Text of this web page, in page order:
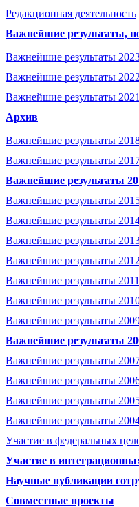
Редакционная деятельность
Важнейшие результаты,
Важнейшие результаты
Важнейшие результаты
Важнейшие результаты
Архив
Важнейшие результаты
Важнейшие результаты
Важнейшие результаты
Важнейшие результаты
Важнейшие результаты
Важнейшие результаты
Важнейшие результаты
Важнейшие результаты
Важнейшие результаты
Важнейшие результаты
Важнейшие результаты
Важнейшие результаты
Важнейшие результаты
Важнейшие результаты
Важнейшие результаты
Участие в федеральных
Участие в
Научные публикации
Совместные проекты